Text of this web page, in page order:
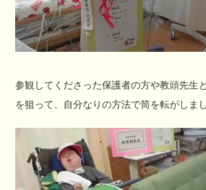
参観してくださった保護者の方や教頭先生
を狙って、自分なりの方法で筒を転がしまし